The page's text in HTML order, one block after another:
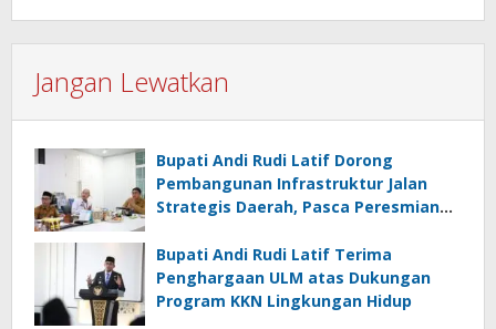
Jangan Lewatkan
Bupati Andi Rudi Latif Dorong
Pembangunan Infrastruktur Jalan
Strategis Daerah, Pasca Peresmian
Bupati Andi Rudi Latif Terima
Penghargaan ULM atas Dukungan
Program KKN Lingkungan Hidup